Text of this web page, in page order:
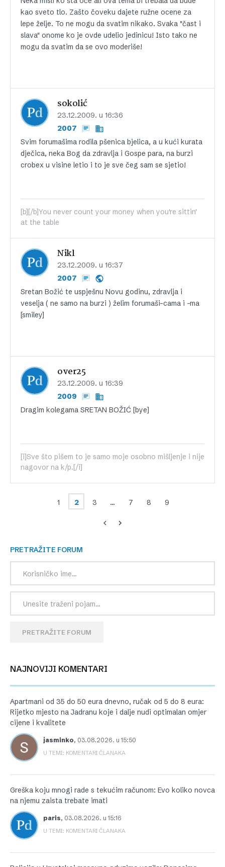
kao sveto tlo. Zašto čoveku dajete ružne ocene za
lepe želje. To ne mogu da svatim nikako. Svaka "čast i
slava" onome ko je ovde udelio jedinicu! Isto tako ne
mogu da svatim da se ovo moderiše!
sokolić
23.12.2009. u 16:36
2007
Svim forumašima rodila pšenica bjelica, a u kući kurata
dječica, neka Bog da zdravlja i Gospe para, na burzi
crobex u visine letio i to je sve čeg sam se sjetio!
[b][/b]You never count your money when you're sittin'
at the table
Nikl
23.12.2009. u 16:37
2007
Sretan Božić te uspješnu Novu godinu, zdravlja i
veselja ( ne samo na burzi ) želim forumaši-cama i -ma
[smiley]
over25
23.12.2009. u 16:39
2009
Dragim kolegama SRETAN BOŽIĆ [bye]
[i]Sve što pišem to je samo moje osobno mišljenje i nije
nagovor na k/p.[/i]
1 2 3 … 7 8 9
PRETRAŽITE FORUM
PRETRAŽITE FORUM
NAJNOVIJI KOMENTARI
Apartmani od 35 do 50 eura dnevno, ručak od 5 do 8 eura:
Rijetko mjesto na Jadranu koje i dalje nudi optimalan omjer
cijene i kvalitete
jasminko, 03.08.2026. u 15:50
U TEMI: KOMENTARI ČLANAKA
Greška koju mnogi rade s tekućim računom: Evo koliko novca
na njemu zaista trebate imati
paris, 03.08.2026. u 15:16
U TEMI: KOMENTARI ČLANAKA